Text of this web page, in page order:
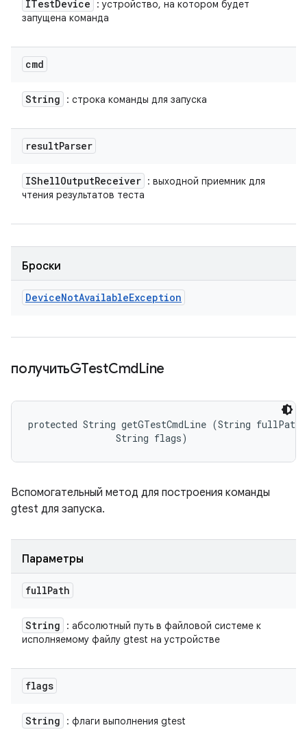
ITestDevice
: устройство, на котором будет
запущена команда
cmd
String : строка команды для запуска
resultParser
IShellOutputReceiver : выходной приемник для
чтения результатов теста
Броски
DeviceNotAvailableException
получитьGTestCmdLine
protected String getGTestCmdLine (String
                String flags)
Вспомогательный метод для построения команды
gtest для запуска.
Параметры
fullPath
String
: абсолютный путь в файловой системе к
исполняемому файлу gtest на устройстве
flags
String : флаги выполнения gtest